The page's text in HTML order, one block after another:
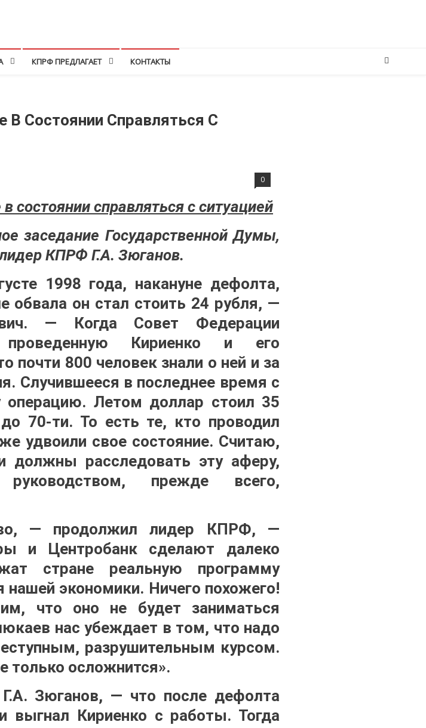
КПРФ ПРЕДЛАГАЕТ КОНТАКТЫ
В Состоянии Справляться С
0
состоянии справляться с ситуацией
заседание Государственной Думы,
КПРФ Г.А. Зюганов.
1998 года, накануне дефолта,
обвала он стал стоить 24 рубля, —
— Когда Совет Федерации
Кириенко и его
почти 800 человек знали о ней и за
Случившееся в последнее время с
Летом доллар стоил 35
70-ти. То есть те, кто проводил
удвоили свое состояние. Считаю,
расследовать эту аферу,
прежде всего,
— продолжил лидер КПРФ, —
и Центробанк сделают далеко
стране реальную программу
нашей экономики. Ничего похожего!
что оно не будет заниматься
нас убеждает в том, что надо
разрушительным курсом.
только осложнится».
Зюганов, — что после дефолта
выгнал Кириенко с работы. Тогда